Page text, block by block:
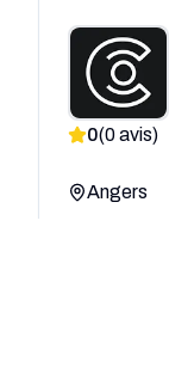
0(0avis)
Angers